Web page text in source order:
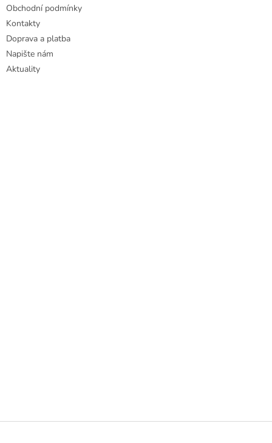
Obchodní podmínky
Kontakty
Doprava a platba
Napište nám
Aktuality